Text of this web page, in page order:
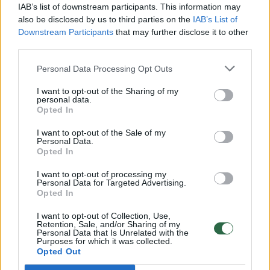
IAB’s list of downstream participants. This information may
also be disclosed by us to third parties on the IAB’s List of
Downstream Participants that may further disclose it to other
Personal Data Processing Opt Outs
I want to opt-out of the Sharing of my
personal data.
Opted In
I want to opt-out of the Sale of my
Personal Data.
Opted In
I want to opt-out of processing my
Personal Data for Targeted Advertising.
Opted In
I want to opt-out of Collection, Use,
Retention, Sale, and/or Sharing of my
Personal Data that Is Unrelated with the
Purposes for which it was collected.
Opted Out
Vaizdai iš tragiškos avarijos Vilniaus r.: dviejų moterų ir
vaiko gyvybių išgelbėti nepavyko
Lietuvos diena
32 laipsnių šilumos
Žinios | Orai
Nufilmavo, kaip patvino Vilniaus Vakarinis aplinkkelis:
vaizdas pribloškia
Žinios | Lietuvos diena
00:00:55
Avarija Vilniuje: į stotelę įsirėžęs automobilis sužalojo
dvi moteris
Žinios | Lietuvos diena